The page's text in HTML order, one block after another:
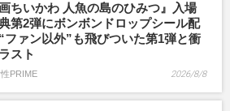
画ちいかわ 人魚の島のひみつ』入場
第2弾にボンボンドロップシール配
ファン以外”も飛びついた第1弾と衝
スト
PRIME 2026/8/8